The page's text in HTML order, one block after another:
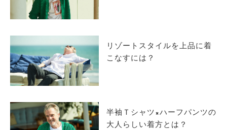
リゾートスタイルを上品に着
こなすには？
半袖Ｔシャツ×ハーフパンツの
大人らしい着方とは？